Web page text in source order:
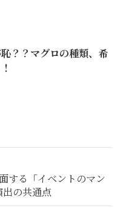
？？マグロの種類、希
する「イベントのマン
の共通点